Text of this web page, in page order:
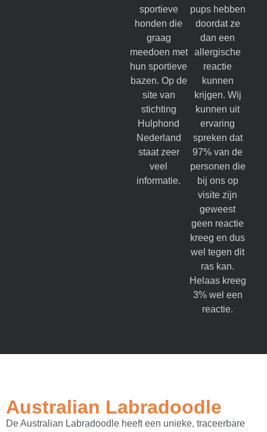
sportieve
honden die
graag
meedoen met
hun sportieve
bazen. Op de
site van
stichting
Hulphond
Nederland
staat zeer
veel
informatie.
pups hebben
doordat ze
dan een
allergische
reactie
kunnen
krijgen. Wij
kunnen uit
ervaring
spreken dat
97% van de
personen die
bij ons op
visite zijn
geweest
geen reactie
kreeg en dus
wel tegen dit
ras kan.
Helaas kreeg
3% wel een
reactie.
Australian Labradoodle
De Australian Labradoodle heeft een unieke, traceerbare